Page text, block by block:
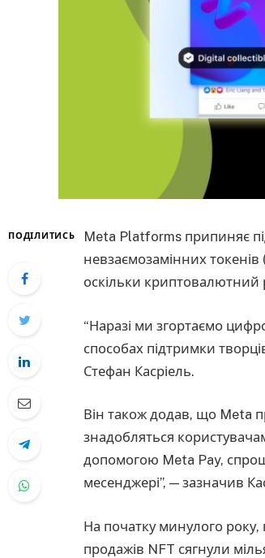
ПОДІЛИТИСЬ
Meta Platforms припиняє
невзаємозамінних токенів
оскільки
“Наразі ми згортаємо
способах підтримки
Стефан Касріель.
Він також додав, що Meta
знадобляться
допомогою Meta Pay,
месенджері”, — зазначив
На початку минулого року,
продажів NFT сягнули